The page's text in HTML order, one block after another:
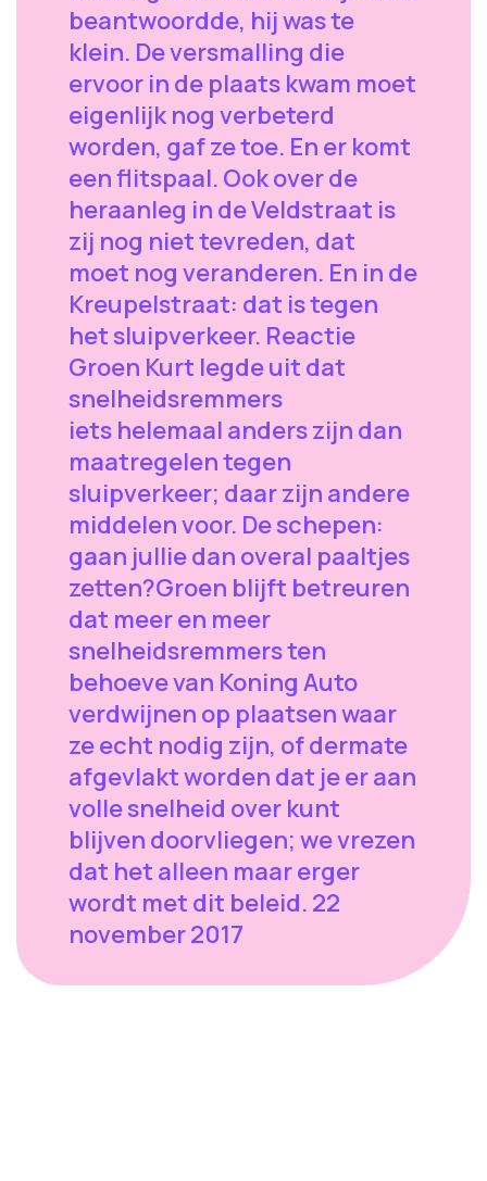
beantwoordde, hij was te
klein. De versmalling die
ervoor in de plaats kwam moet
eigenlijk nog verbeterd
worden, gaf ze toe. En er komt
een flitspaal. Ook over de
heraanleg in de Veldstraat is
zij nog niet tevreden, dat
moet nog veranderen. En in de
Kreupelstraat: dat is tegen
het sluipverkeer. Reactie
Groen Kurt legde uit dat
snelheidsremmers
iets helemaal anders zijn dan
maatregelen tegen
sluipverkeer; daar zijn andere
middelen voor. De schepen:
gaan jullie dan overal paaltjes
zetten?Groen blijft betreuren
dat meer en meer
snelheidsremmers ten
behoeve van Koning Auto
verdwijnen op plaatsen waar
ze echt nodig zijn, of dermate
afgevlakt worden dat je er aan
volle snelheid over kunt
blijven doorvliegen; we vrezen
dat het alleen maar erger
wordt met dit beleid. 22
november 2017